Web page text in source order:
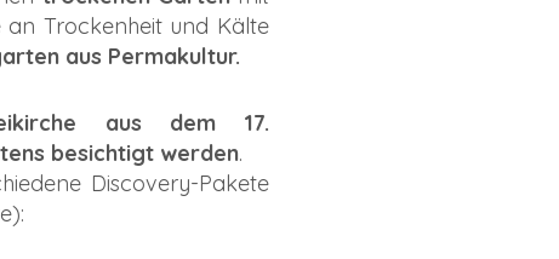
Trockenheit und Kälte
aus Permakultur.
aus dem 17.
besichtigt werden.
Discovery-Pakete